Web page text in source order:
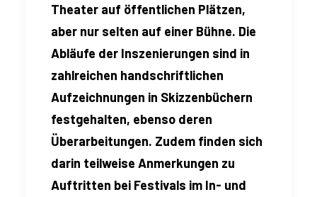
Theater auf öffentlichen Plätzen,
aber nur selten auf einer Bühne. Die
Abläufe der Inszenierungen sind in
zahlreichen handschriftlichen
Aufzeichnungen in Skizzenbüchern
festgehalten, ebenso deren
Überarbeitungen. Zudem finden sich
darin teilweise Anmerkungen zu
Auftritten bei Festivals im In- und